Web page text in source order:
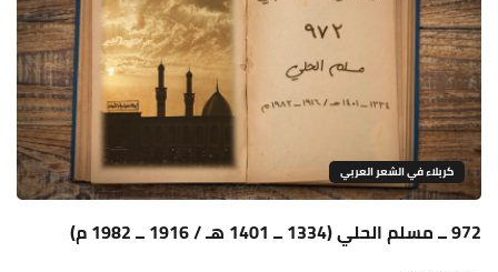
كربلاء في الشعر العربي
972 ــ مسلم الحلي (1334 ــ 1401 هـ / 1916 ــ 1982 م)